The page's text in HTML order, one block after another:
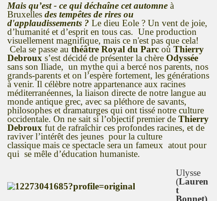
Mais qu’est - ce qui déchaîne cet automne à
Bruxelles des tempêtes de rires ou
d'applaudissements ? Le dieu Eole ? Un vent de joie,
d’humanité et d’esprit en tous cas. Une production
visuellement magnifique, mais ce n'est pas que cela!
Cela se passe au théâtre Royal du Parc où Thierry
Debroux s’est décidé de présenter la chère Odyssée
sans son Iliade, un mythe qui a bercé nos parents, nos
grands-parents et on l’espère fortement, les générations
à venir. Il célèbre notre appartenance aux racines
méditerranéennes, la liaison directe de notre langue au
monde antique grec, avec sa pléthore de savants,
philosophes et dramaturges qui ont tissé notre culture
occidentale. On ne sait si l’objectif premier de Thierry
Debroux fut de rafraîchir ces profondes racines, et de
raviver l’intérêt des jeunes pour la culture
classique mais ce spectacle sera un fameux atout pour
qui se mêle d’éducation humaniste.
Ulysse
(Lauren
t